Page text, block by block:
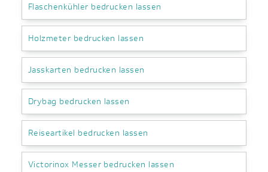
Flaschenkühler bedrucken lassen
Holzmeter bedrucken lassen
Jasskarten bedrucken lassen
Drybag bedrucken lassen
Reiseartikel bedrucken lassen
Victorinox Messer bedrucken lassen